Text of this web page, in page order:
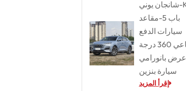
شانجان يوني-K 5-
باب 5-مقاعد
سيارات الدفع
الرباعي 360 درجة
عرض بانورامي
سيارة بنزين
إقرأ المزيد